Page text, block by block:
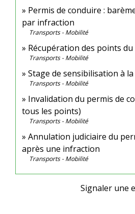
Permis de conduire :
par infraction
Transports - Mobilité
Récupération des points
Transports - Mobilité
Stage de sensibilisation à
Transports - Mobilité
Invalidation du permis de
tous les points)
Transports - Mobilité
Annulation judiciaire du
après une infraction
Transports - Mobilité
Signaler une